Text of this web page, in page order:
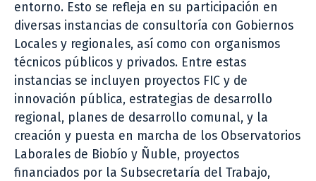
entorno. Esto se refleja en su participación en
diversas instancias de consultoría con Gobiernos
Locales y regionales, así como con organismos
técnicos públicos y privados. Entre estas
instancias se incluyen proyectos FIC y de
innovación pública, estrategias de desarrollo
regional, planes de desarrollo comunal, y la
creación y puesta en marcha de los Observatorios
Laborales de Biobío y Ñuble, proyectos
financiados por la Subsecretaría del Trabajo,